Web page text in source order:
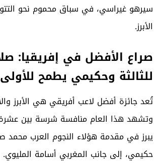
سيرهو غيراسي، في سباق محموم نحو
الأبرز.
صراع الأفضل في إفريقيا:
للثالثة وحكيمي يطمح للأولى
تُعد جائزة أفضل لاعب أفريقي هي الأبرز
وتشهد هذا العام منافسة شرسة بين عشرة
يبرز في مقدمة هؤلاء النجوم العرب محمد
حكيمي، إلى جانب المغربي أسامة المليوي.